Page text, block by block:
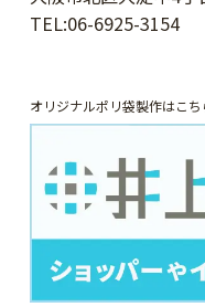
TEL:06-6925-3154
オリジナルポリ袋製作はこち